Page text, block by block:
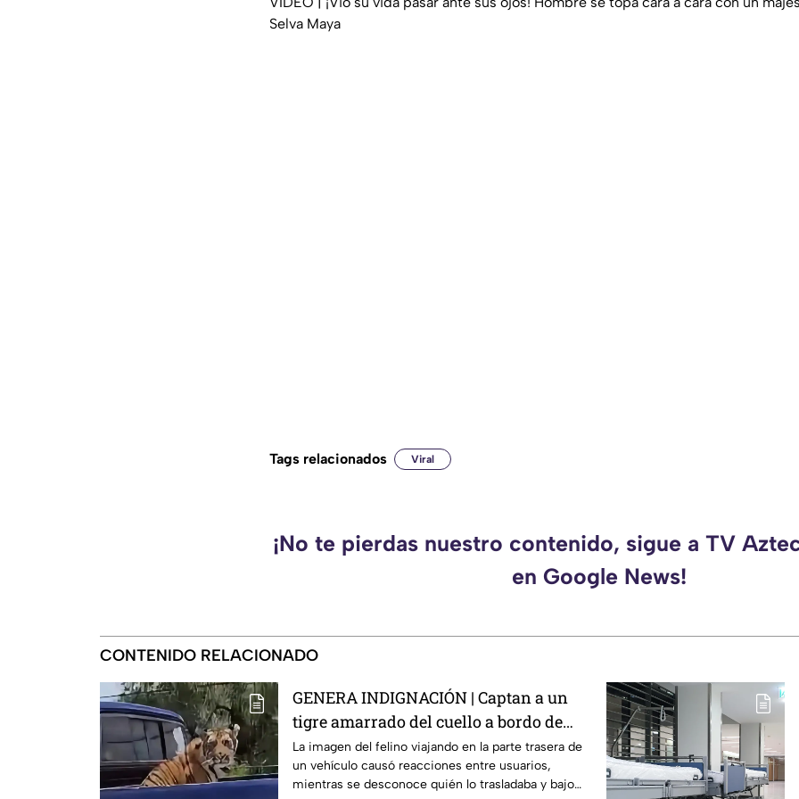
Selva Maya
Tags relacionados Viral
¡No te pierdas nuestro contenido, sigue a TV
en Google News!
CONTENIDO RELACIONADO
GENERA INDIGNACIÓN | Captan a un
tigre amarrado del cuello a bordo de
una camioneta
La imagen del felino viajando en la parte trasera de
un vehículo causó reacciones entre usuarios,
mientras se desconoce quién lo trasladaba y bajo